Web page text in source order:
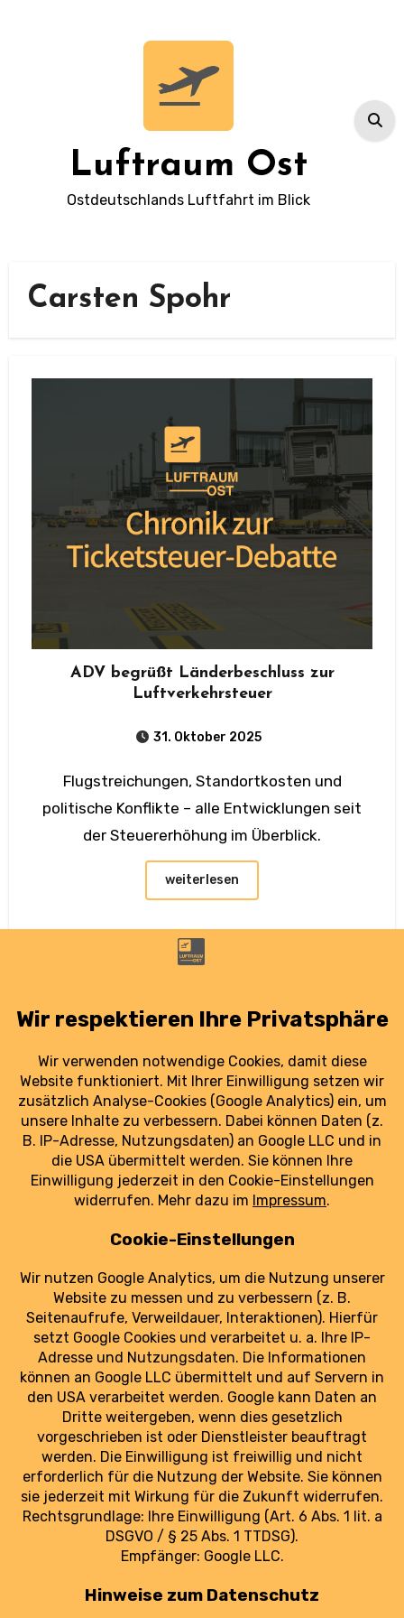
Luftraum Ost
Ostdeutschlands Luftfahrt im Blick
Carsten Spohr
ADV begrüßt Länderbeschluss zur
Luftverkehrsteuer
31. Oktober 2025
Flugstreichungen, Standortkosten und
politische Konflikte – alle Entwicklungen seit
der Steuererhöhung im Überblick.
weiterlesen
Dresden: Flughafenchef warnt vor
Lufthansa-Rückzug
19. Oktober 2025
Nach Lufthansa-Plänen warnt Dresdner
Flughafenchef vor dem Verlust regionaler
Anbindungen.
weiterlesen